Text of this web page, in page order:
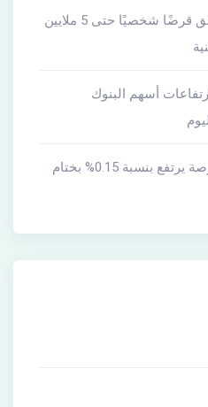
البنك التجاري الدولي يطلق قرضًا شخصيًا حتى 5 ملايين
أسهم البنوك
مؤشر قطاع البنوك بالبورصة يرتفع بنسبة 0.15% بختام